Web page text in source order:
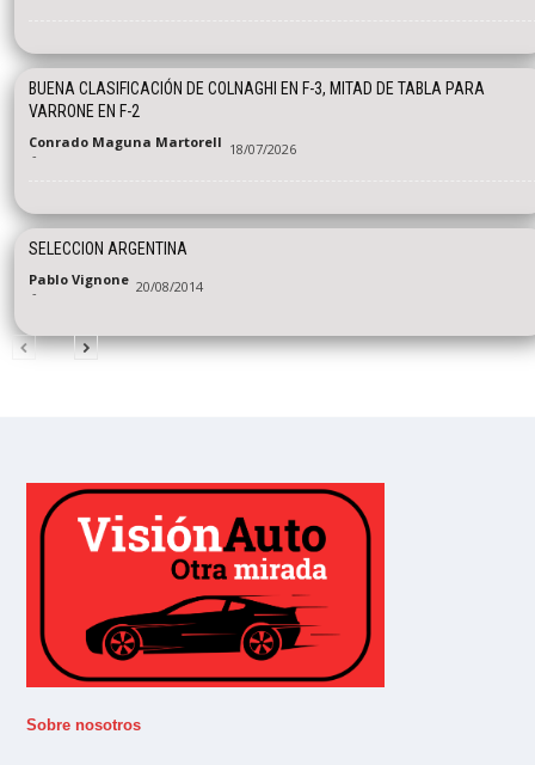
BUENA CLASIFICACIÓN DE COLNAGHI EN F-3, MITAD DE TABLA PARA
VARRONE EN F-2
Conrado Maguna Martorell
- 18/07/2026
SELECCION ARGENTINA
Pablo Vignone
- 20/08/2014
Sobre nosotros